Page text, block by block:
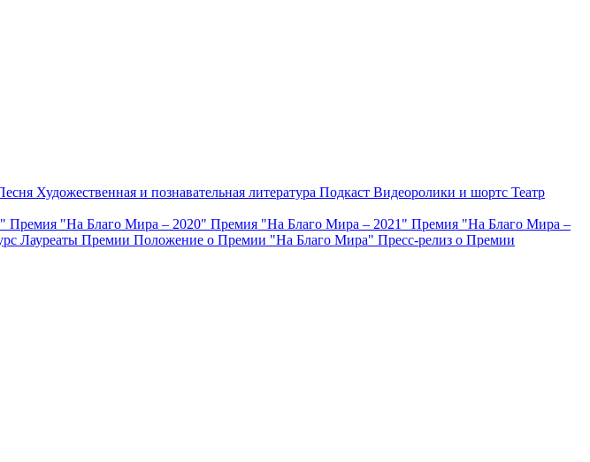
Художественная и познавательная литература Подкаст Видеоролики и шортс Театр
Премия "На Благо Мира – 2020" Премия "На Благо Мира – 2021" Премия "На Благо Мира –
Лауреаты Премии Положение о Премии "На Благо Мира" Пресс-релиз о Премии